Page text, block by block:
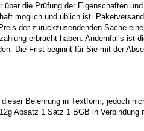
die Prüfung der Eigenschaften
möglich und üblich ist.
der zurückzusendenden Sache
erbracht haben. Andernfalls ist
Die Frist beginnt für Sie mit der
Belehrung in Textform, jedoch
Absatz 1 Satz 1 BGB in Verbindung